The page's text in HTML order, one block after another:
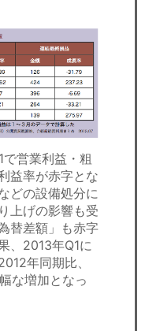
営業利益・粗
益率が赤字とな
どの設備処分に
上げの影響も受
替差額」も赤字
、2013年Q1に
年同期比、
な増加となっ